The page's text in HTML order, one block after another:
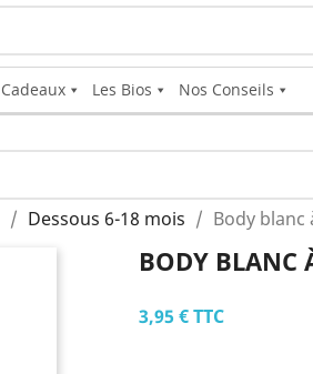
Cadeaux Les Bios Nos Conseils
Dessous 6-18 mois Body
BODY BLANC
3,95 €TTC